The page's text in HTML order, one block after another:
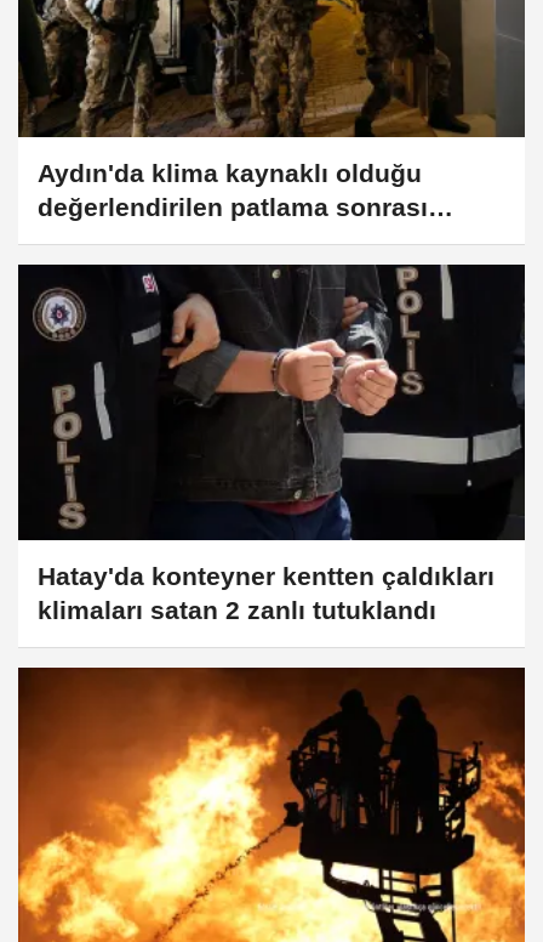
Aydın'da klima kaynaklı olduğu
değerlendirilen patlama sonrası
yangında 1 kişi öldü, 1 kişi yaralandı
Hatay'da konteyner kentten çaldıkları
klimaları satan 2 zanlı tutuklandı